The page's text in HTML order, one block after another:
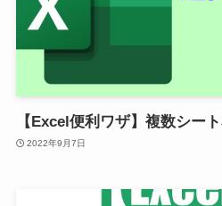
【Excel便利ワザ】複数シー
2022年9月7日